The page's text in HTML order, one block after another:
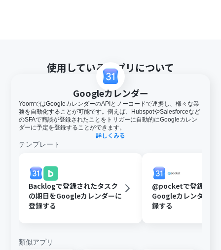
使用しているアプリについて
Googleカレンダー
YoomではGoogleカレンダーのAPIとノーコードで連携し、様々な業
務を自動化することが可能です。例えば、HubspotやSalesforceなど
のSFAで商談が登録されたことをトリガーに自動的にGoogleカレン
ダーに予定を登録することができます。
詳しくみる
テンプレート
Backlogで登録されたタスク
の期日をGoogleカレンダーに
登録する
@pocketで登録され
Googleカレンダーに
録する
類似アプリ